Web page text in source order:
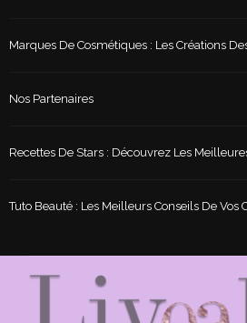
Marques De Cosmétiques : Les Créations
Nos Partenaires
Recettes De Stars : Découvrez Les
Tuto Beauté : Les Meilleurs Conseils De Vos